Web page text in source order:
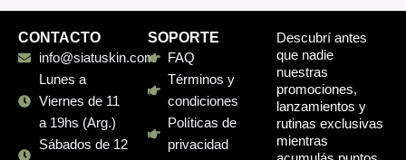
página
producto
CONTACTO
info@siatuskin.com
Lunes a
Viernes de 11
a 19hs (Arg.)
Sábados de 12
SOPORTE
FAQ
Términos y
condiciones
Políticas de
privacidad
Descubrí antes
que nadie
nuestras
promociones,
lanzamientos y
rutinas exclusivas
mientras